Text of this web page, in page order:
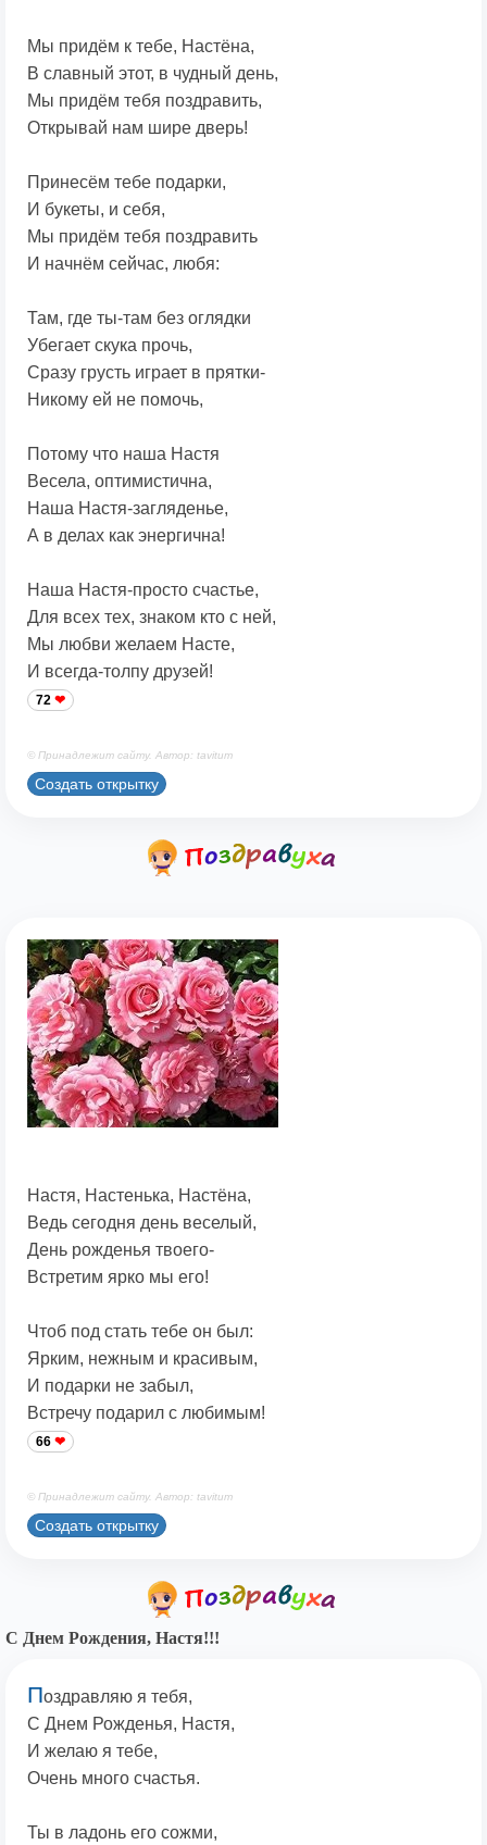
Мы придём к тебе, Настёна,
В славный этот, в чудный день,
Мы придём тебя поздравить,
Открывай нам шире дверь!
Принесём тебе подарки,
И букеты, и себя,
Мы придём тебя поздравить
И начнём сейчас, любя:
Там, где ты-там без оглядки
Убегает скука прочь,
Сразу грусть играет в прятки-
Никому ей не помочь,
Потому что наша Настя
Весела, оптимистична,
Наша Настя-загляденье,
А в делах как энергична!
Наша Настя-просто счастье,
Для всех тех, знаком кто с ней,
Мы любви желаем Насте,
И всегда-толпу друзей!
72
© Принадлежит сайту. Автор: tavitum
Создать открытку
Настя, Настенька, Настёна,
Ведь сегодня день веселый,
День рожденья твоего-
Встретим ярко мы его!
Чтоб под стать тебе он был:
Ярким, нежным и красивым,
И подарки не забыл,
Встречу подарил с любимым!
66
© Принадлежит сайту. Автор: tavitum
Создать открытку
С Днем Рождения, Настя!!!
Поздравляю я тебя,
С Днем Рожденья, Настя,
И желаю я тебе,
Очень много счастья.
Ты в ладонь его сожми,